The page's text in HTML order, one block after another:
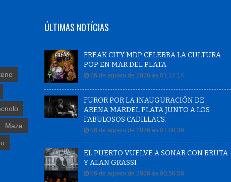
Maza
ÚLTIMAS NOTÍCIAS
FREAK CITY MDP CELEBRA LA CULTURA
POP EN MAR DEL PLATA
06 de agosto de 2026 às 01:17:14
FUROR POR LA INAUGURACIÓN DE
ARENA MARDEL PLATA JUNTO A LOS
FABULOSOS CADILLACS.
06 de agosto de 2026 às 01:08:39
EL PUERTO VUELVE A SONAR CON BRUTA
Y ALAN GRASSI
06 de agosto de 2026 às 00:56:58